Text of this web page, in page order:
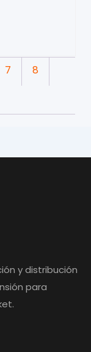
7
8
y distribución
para